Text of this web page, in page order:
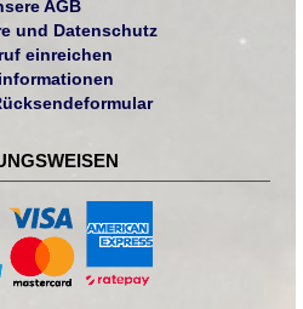
AGB
und Datenschutz
einreichen